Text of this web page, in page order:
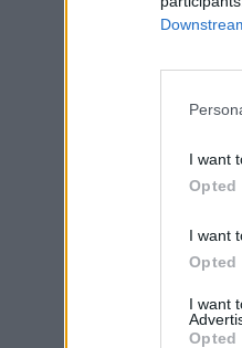
I want
Opted
I want
Opted
I want
Opted